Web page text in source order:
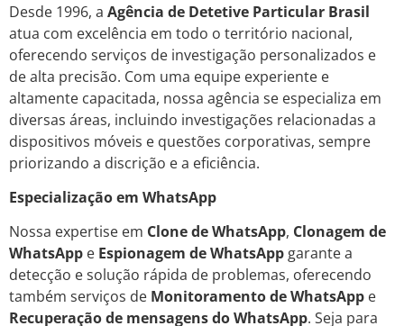
Desde 1996, a Agência de Detetive Particular Brasil
atua com excelência em todo o território nacional,
oferecendo serviços de investigação personalizados e
de alta precisão. Com uma equipe experiente e
altamente capacitada, nossa agência se especializa em
diversas áreas, incluindo investigações relacionadas a
dispositivos móveis e questões corporativas, sempre
priorizando a discrição e a eficiência.
Especialização em WhatsApp
Nossa expertise em Clone de WhatsApp, Clonagem de
WhatsApp e Espionagem de WhatsAppgarante a
detecção e solução rápida de problemas, oferecendo
também serviços de Monitoramento de WhatsApp e
Recuperação de mensagens do WhatsApp. Seja para